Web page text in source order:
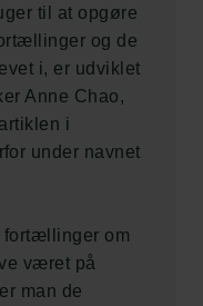
til at opgøre
og de
i, er udviklet
Anne Chao,
i
under navnet
fortællinger om
været på
man de